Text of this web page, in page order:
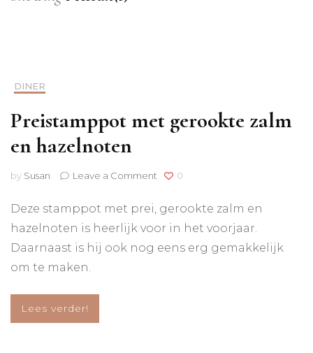
DINER
Preistamppot met gerookte zalm
en hazelnoten
by Susan Leave a Comment on
gerookte
zalm
en
0
Deze stamppot met prei, gerookte zalm en
hazelnoten is heerlijk voor in het voorjaar.
Daarnaast is hij ook nog eens erg gemakkelijk
om te maken.
Lees verder!